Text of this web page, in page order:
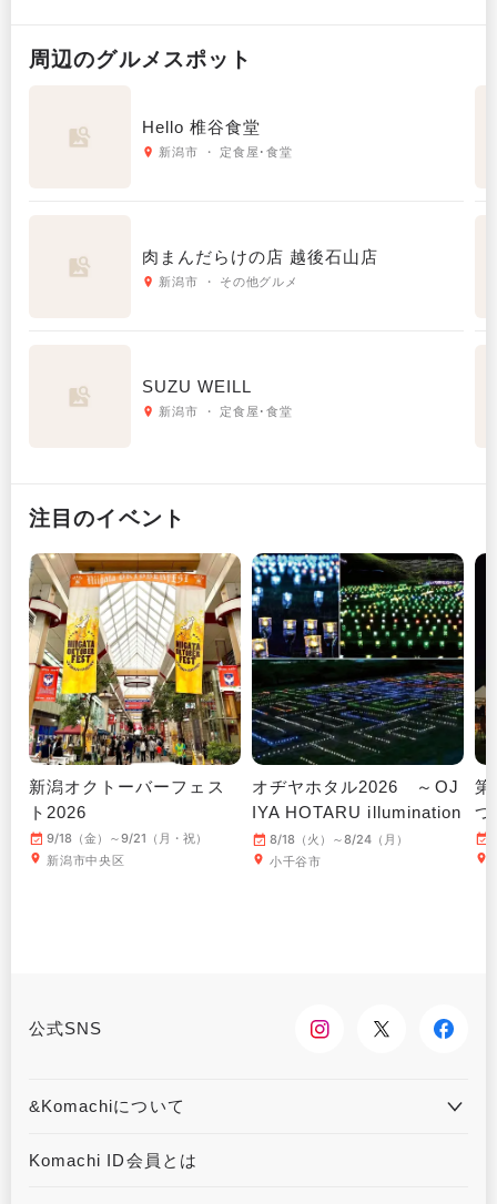
周辺のグルメ スポット
Hello 椎谷食堂
新潟市 ・ 定食屋･食堂
肉まんだらけの店 越後石山店
新潟市 ・ その他グルメ
SUZU WEILL
新潟市 ・ 定食屋･食堂
注目のイベント
新潟オクトーバーフェス
ト2026
9/18（金）～9/21（月・祝）
新潟市中央区
オヂヤホタル2026 ～OJ
IYA HOTARU illumination
～ 8/18（火）～8/24（月）
小千谷市
第
つ
公式SNS
&Komachiについて
&Komachiとは
Komachi ID会員とは